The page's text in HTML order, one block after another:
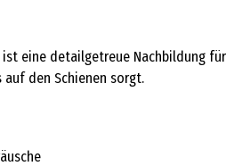
eine detailgetreue Nachbildung
den Schienen sorgt.